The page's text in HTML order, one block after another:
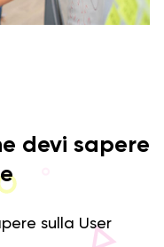
devi sapere
sulla User